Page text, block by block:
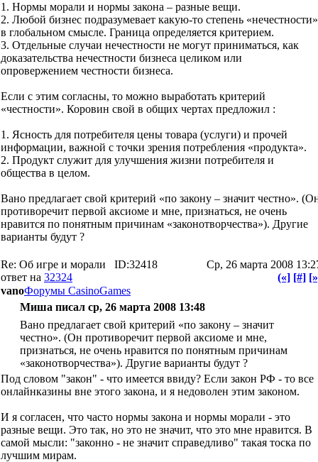
1. Нормы морали и нормы закона – разные вещи.
2. Любой бизнес подразумевает какую-то степень «нечестности»
в глобальном смысле. Граница определяется критерием.
3. Отдельные случаи нечестности не могут приниматься, как
доказательства нечестности бизнеса целиком или
опровержением честности бизнеса.
Если с этим согласны, то можно выработать критерий
«честности». Коровин свой в общих чертах предложил :
1. Ясность для потребителя цены товара (услуги) и прочей
информации, важной с точки зрения потребления «продукта».
2. Продукт служит для улучшения жизни потребителя и
общества в целом.
Вано предлагает свой критерий «по закону – значит честно».
противоречит первой аксиоме и мне, признаться, не очень
нравится по понятным причинам «законотворчества»). Другие
варианты будут ?
Re: Об игре и морали
ID:32418
ответ на 32324
Ср, 26 марта 2008
(«] [#]
vanoФорумы CasinoGames
Миша писал ср, 26 марта 2008 13:48
Вано предлагает свой критерий «по закону – значит
честно». (Он противоречит первой аксиоме и мне,
признаться, не очень нравится по понятным причинам
«законотворчества»). Другие варианты будут ?
Под словом "закон" - что имеется ввиду? Если закон РФ - то все
онлайнказины вне этого закона, и я недоволен этим законом.
И я согласен, что часто нормы закона и нормы морали - это
разные вещи. Это так, но это не значит, что это мне нравится. В
самой мысли: "законно - не значит справедливо" такая тоска по
лучшим мирам.